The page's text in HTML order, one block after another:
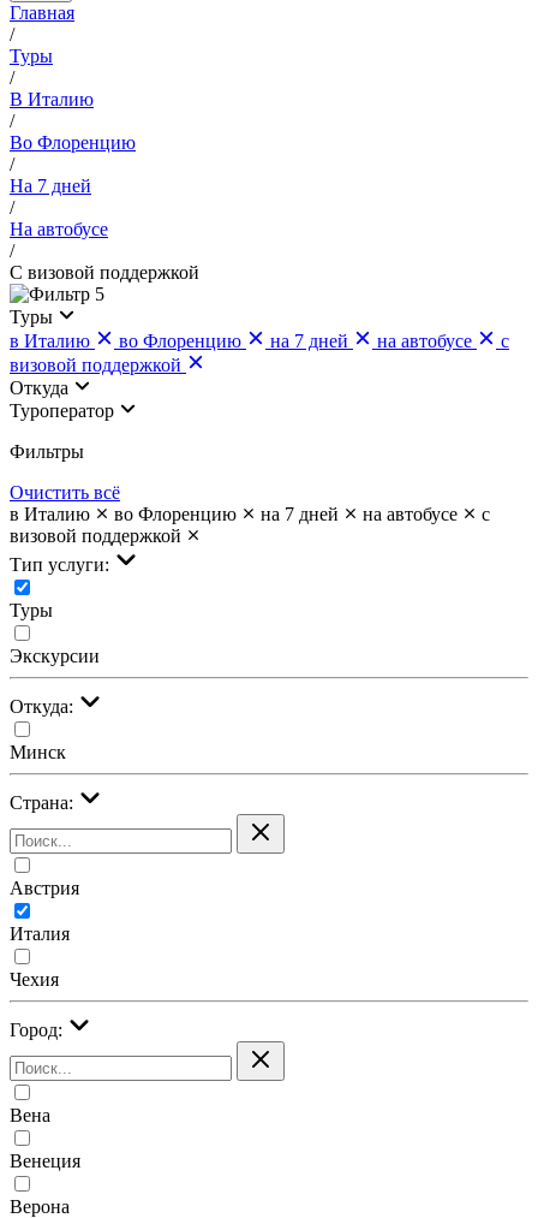
Главная
/
Туры
/
В Италию
/
Во Флоренцию
/
На 7 дней
/
На автобусе
/
С визовой поддержкой
5
Туры
в Италию
во Флоренцию на 7 дней на автобусе
с
визовой поддержкой
Откуда
Туроператор
Фильтры
Очистить всё
в Италию
во Флоренцию на 7 дней на автобусе
с
визовой поддержкой
Тип услуги:
Туры
Экскурсии
Откуда:
Минск
Страна:
Австрия
Италия
Чехия
Город:
Вена
Венеция
Верона